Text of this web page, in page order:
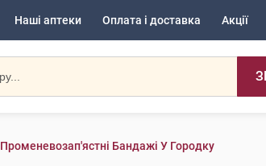
Наші аптеки Оплата і доставка Акції
Променевозап'ястні Бандажі У Городку